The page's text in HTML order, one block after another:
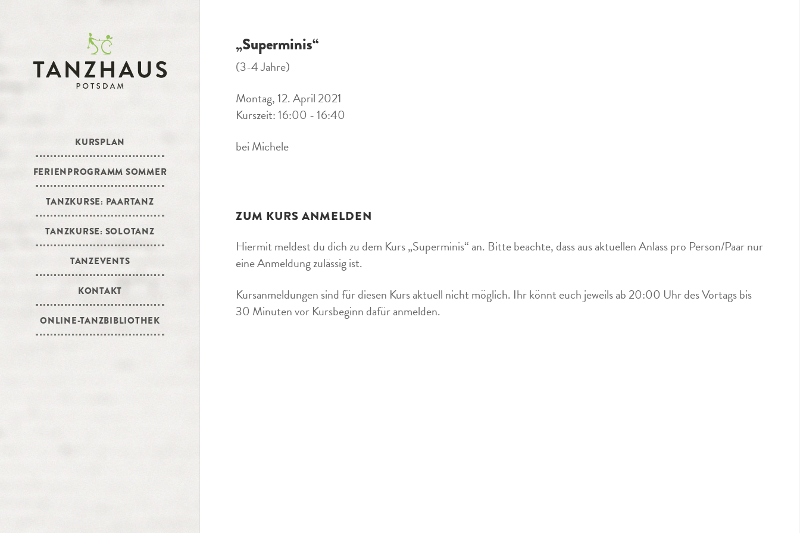
KURSPLAN
FERIENPROGRAMM SOMMER
TANZKURSE: PAARTANZ
TANZKURSE: SOLOTANZ
TANZEVENTS
KONTAKT
ONLINE-TANZBIBLIOTHEK
„Superminis“
(3-4 Jahre)
Montag, 12. April 2021
Kurszeit: 16:00 - 16:40
bei Michele
ZUM KURS ANMELDEN
Hiermit meldest du dich zu dem Kurs „Superminis“ an. Bitte beachte, dass aus aktuellen Anlass pro Person/Paar nur
eine Anmeldung zulässig ist.
Kursanmeldungen sind für diesen Kurs aktuell nicht möglich. Ihr könnt euch jeweils ab 20:00 Uhr des Vortags bis
30 Minuten vor Kursbeginn dafür anmelden.